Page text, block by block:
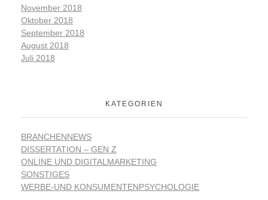
November 2018
Oktober 2018
September 2018
August 2018
Juli 2018
KATEGORIEN
BRANCHENNEWS
DISSERTATION – GEN Z
ONLINE UND DIGITALMARKETING
SONSTIGES
WERBE-UND KONSUMENTENPSYCHOLOGIE